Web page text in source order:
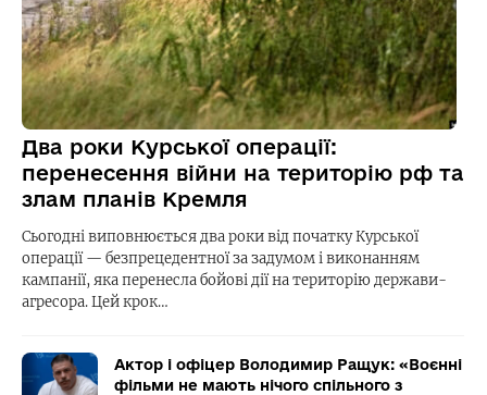
Два роки Курської операції:
перенесення війни на територію рф та
злам планів Кремля
Сьогодні виповнюється два роки від початку Курської
операції — безпрецедентної за задумом і виконанням
кампанії, яка перенесла бойові дії на територію держави-
агресора. Цей крок…
Актор і офіцер Володимир Ращук: «Воєнні
фільми не мають нічого спільного з